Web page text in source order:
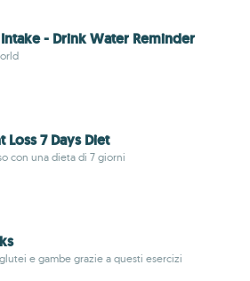
- Drink Water Reminder
Loss 7 Days Diet
con una dieta di 7 giorni
glutei e gambe grazie a questi esercizi